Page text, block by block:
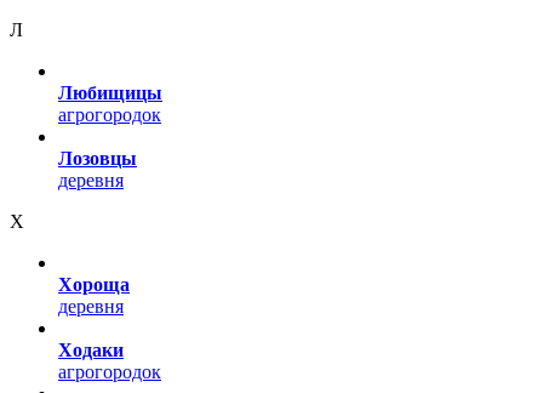
Л
Любищицы
агрогородок
Лозовцы
деревня
Х
Хороща
деревня
Ходаки
агрогородок